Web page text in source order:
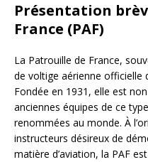
Présentation
France (PAF)
La Patrouille de France,
de voltige aérienne officielle
Fondée en 1931, elle est
anciennes équipes de ce
renommées au monde. À
instructeurs désireux de
matière d’aviation, la PAF